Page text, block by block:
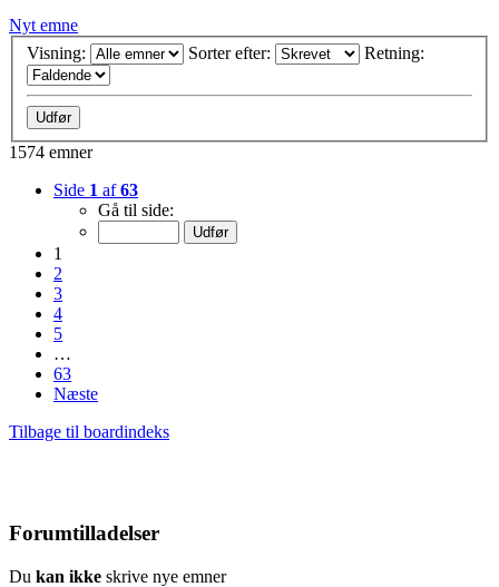
Nyt emne
Visning:
Sorter efter: Retning:
1574 emner
Side 1 af63
Gå til side:
1
2
3
4
5
…
63
Næste
Tilbage til boardindeks
Forumtilladelser
Du kan ikke skrive nye emner